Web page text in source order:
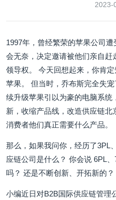
2023-
1997年，曾经繁荣的苹果公司
会无奈，决定邀请被他们亲自
领导权。 今天回想起来，你肯
苹果。 但当时，乔布斯完全失
续升级苹果引以为豪的电脑系统
新，收缩产品线，改造供应链
消费者他们真正需要什么产品。
那么，如果我问你，经历了3PL
应链公司是什么？ 你会说 6PL
吗？ 还是不断创新、开拓新的？
小编近日对B2B国际供应链管理